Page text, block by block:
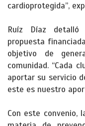
cardioprotegida”,
Ruíz Díaz
propuesta
objetivo de
comunidad. “Cada
aportar su servicio
este es nuestro
Con este convenio,